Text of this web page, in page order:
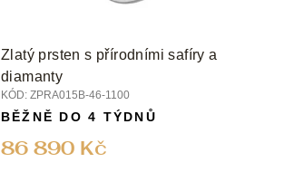
Zlatý prsten s přírodními safíry a
diamanty
KÓD: ZPRA015B-46-1100
86 890 Kč
BĚŽNĚ DO 4 TÝDNŮ